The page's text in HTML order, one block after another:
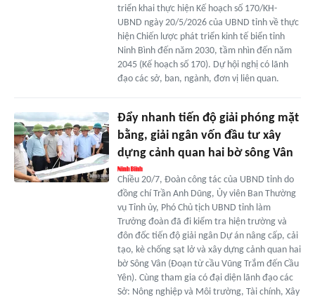
triển khai thực hiện Kế hoạch số 170/KH-
UBND ngày 20/5/2026 của UBND tỉnh về thực
hiện Chiến lược phát triển kinh tế biển tỉnh
Ninh Bình đến năm 2030, tầm nhìn đến năm
2045 (Kế hoạch số 170). Dự hội nghị có lãnh
đạo các sở, ban, ngành, đơn vị liên quan.
Đẩy nhanh tiến độ giải phóng mặt
bằng, giải ngân vốn đầu tư xây
dựng cảnh quan hai bờ sông Vân
Chiều 20/7, Đoàn công tác của UBND tỉnh do
đồng chí Trần Anh Dũng, Ủy viên Ban Thường
vụ Tỉnh ủy, Phó Chủ tịch UBND tỉnh làm
Trưởng đoàn đã đi kiểm tra hiện trường và
đôn đốc tiến độ giải ngân Dự án nâng cấp, cải
tạo, kè chống sạt lở và xây dựng cảnh quan hai
bờ Sông Vân (Đoạn từ cầu Vũng Trắm đến Cầu
Yên). Cùng tham gia có đại diện lãnh đạo các
Sở: Nông nghiệp và Môi trường, Tài chính, Xây